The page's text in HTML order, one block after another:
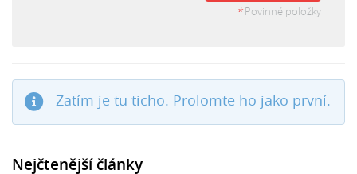
*Povinné položky
Zatím je tu ticho. Prolomte ho jako první.
Nejčtenější články